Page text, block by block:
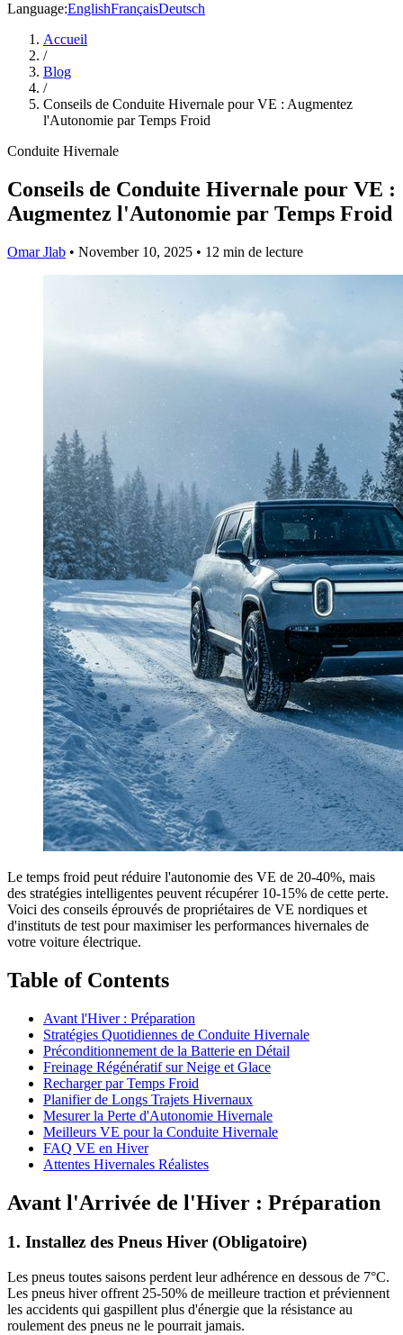
Language:EnglishFrançaisDeutsch
Accueil
/
Blog
/
Conseils de Conduite Hivernale pour VE : Augmentez
l'Autonomie par Temps Froid
Conduite Hivernale
Conseils de Conduite Hivernale pour VE :
Augmentez l'Autonomie par Temps Froid
Omar Jlab • November 10, 2025 • 12 min de lecture
Le temps froid peut réduire l'autonomie des VE de 20-40%, mais
des stratégies intelligentes peuvent récupérer 10-15% de cette perte.
Voici des conseils éprouvés de propriétaires de VE nordiques et
d'instituts de test pour maximiser les performances hivernales de
votre voiture électrique.
Table of Contents
Avant l'Hiver : Préparation
Stratégies Quotidiennes de Conduite Hivernale
Préconditionnement de la Batterie en Détail
Freinage Régénératif sur Neige et Glace
Recharger par Temps Froid
Planifier de Longs Trajets Hivernaux
Mesurer la Perte d'Autonomie Hivernale
Meilleurs VE pour la Conduite Hivernale
FAQ VE en Hiver
Attentes Hivernales Réalistes
Avant l'Arrivée de l'Hiver : Préparation
1. Installez des Pneus Hiver (Obligatoire)
Les pneus toutes saisons perdent leur adhérence en dessous de 7°C.
Les pneus hiver offrent 25-50% de meilleure traction et préviennent
les accidents qui gaspillent plus d'énergie que la résistance au
roulement des pneus ne le pourrait jamais.